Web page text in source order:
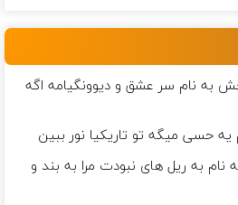
به نام سر عشق و دیوونگیامه اگه
یه حسی میگه تو تاریکیا نور ببین
نام به ریل های نبودت مرا به بند و